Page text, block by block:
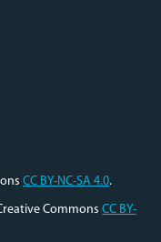
CC BY-NC-SA 4.0.
Commons CC BY-